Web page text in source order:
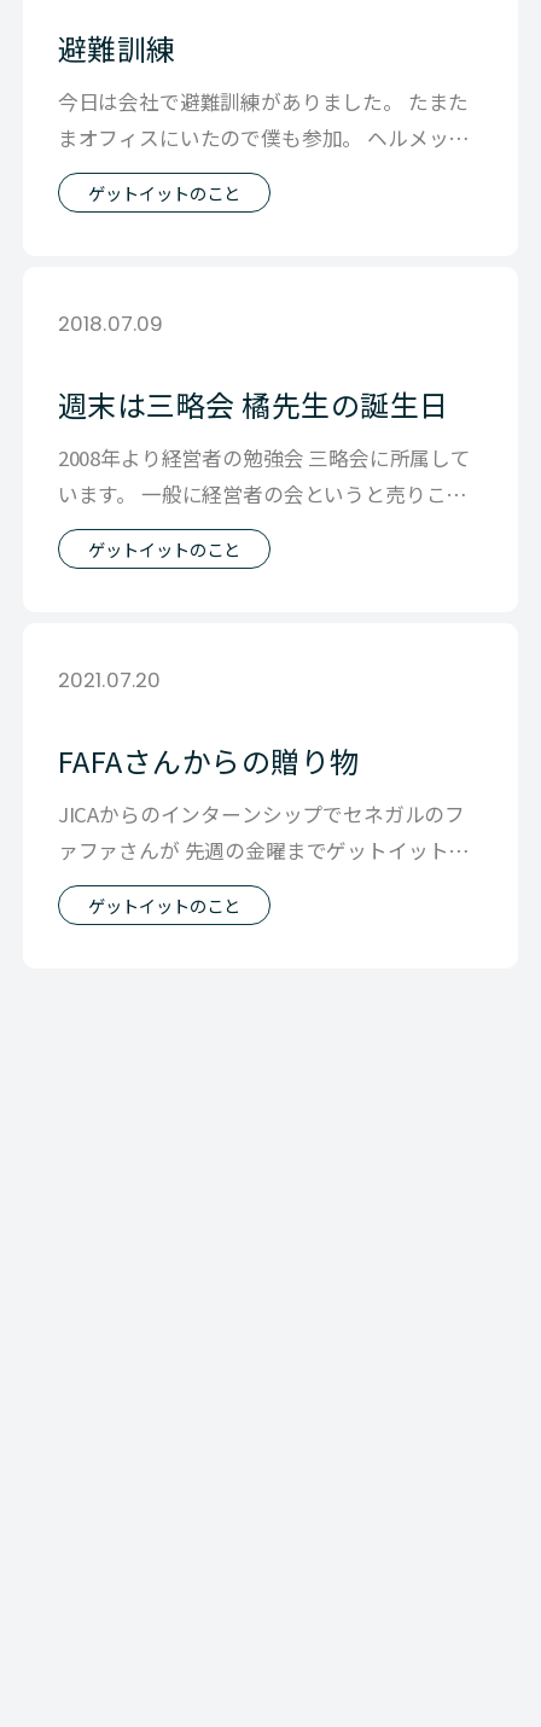
避難訓練
今日は会社で避難訓練がありました。 たまた
まオフィスにいたので僕も参加。 ヘルメット
がブカブカだと皆が話してる横で めっ
ゲットイットのこと
2018.07.09
週末は三略会 橘先生の誕生日
2008年より経営者の勉強会 三略会に所属して
います。 一般に経営者の会というと売りこみ
が目的なのですが、この会は 名刺
ゲットイットのこと
2021.07.20
FAFAさんからの贈り物
JICAからのインターンシップでセネガルのフ
ァファさんが 先週の金曜までゲットイットに
研修に来てくれていました。 今日は
ゲットイットのこと